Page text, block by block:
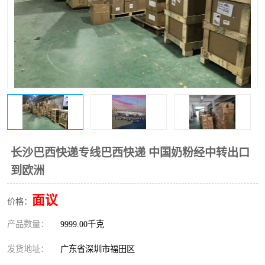
长沙巴西快递专线巴西快递 中国奶粉经中转出口
到欧洲
价格： 面议
产品数量： 9999.00千克
发货地址： 广东省深圳市福田区